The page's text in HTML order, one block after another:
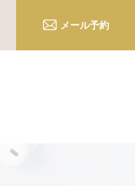
メール予約